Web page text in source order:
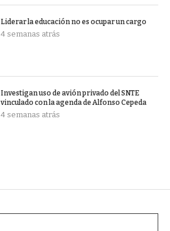
Liderar la educación no es ocupar un cargo
4 semanas atrás
Investigan uso de avión privado del SNTE
vinculado con la agenda de Alfonso Cepeda
4 semanas atrás